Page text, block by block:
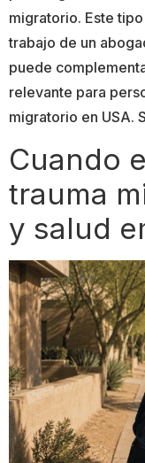
migratorio. Este
trabajo de un
puede
relevante para
migratorio en USA.
Cuando
trauma
y salud